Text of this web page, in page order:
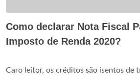
Como declarar Nota Fiscal
Imposto de Renda 2020?
Caro leitor, os créditos são isentos de